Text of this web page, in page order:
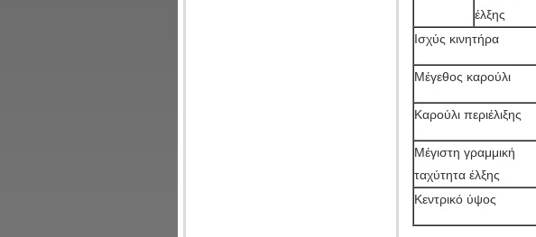
έλξης
Ισχύς κινητήρα
Μέγεθος καρούλι
Καρούλι περιέλιξης
Μέγιστη γραμμική
ταχύτητα έλξης
Κεντρικό ύψος